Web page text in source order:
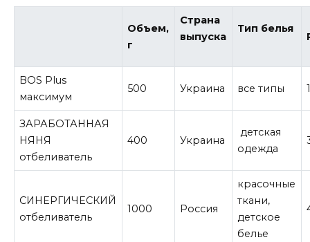
Объем,
г
Страна
выпуска
Тип белья
BOS Plus
максимум
500 Украина все типы
ЗАРАБОТАННАЯ
НЯНЯ
отбеливатель
400 Украина
детская
одежда
СИНЕРГИЧЕСКИЙ
отбеливатель
1000 Россия
красочные
ткани,
детское
белье